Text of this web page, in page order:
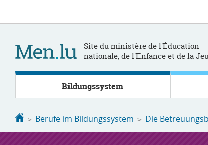
Site du ministère de l'Éducation
nationale, de l'Enfance et de la
Bildungssystem
Startseite
Berufe im Bildungssystem Die